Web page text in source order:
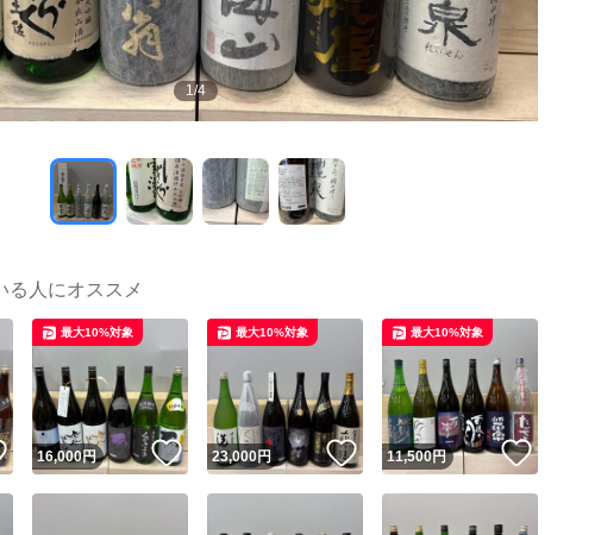
1/4
る人にオススメ
いいね！
16,000円 いいね！
最大10%対象
23,000円 いいね！
最大10%対象
11,500円 いいね！
最大10%対象